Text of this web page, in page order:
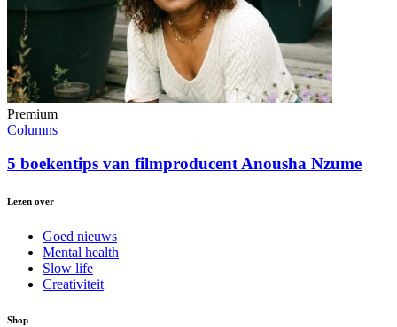
Premium
Columns
5 boekentips van filmproducent Anousha Nzume
Lezen over
Goed nieuws
Mental health
Slow life
Creativiteit
Shop